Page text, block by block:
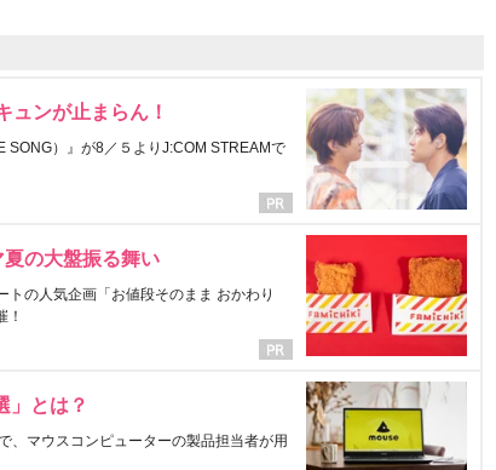
ュンが止まらん！
SONG）』が8／５よりJ:COM STREAMで
の大盤振る舞い
の人気企画「お値段そのまま おかわり
！
」とは？
、マウスコンピューターの製品担当者が用